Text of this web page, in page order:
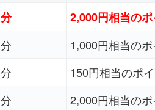
2,000円相当のポ
1,000円相当のポ
150円相当のポ
2,000円相当のポ